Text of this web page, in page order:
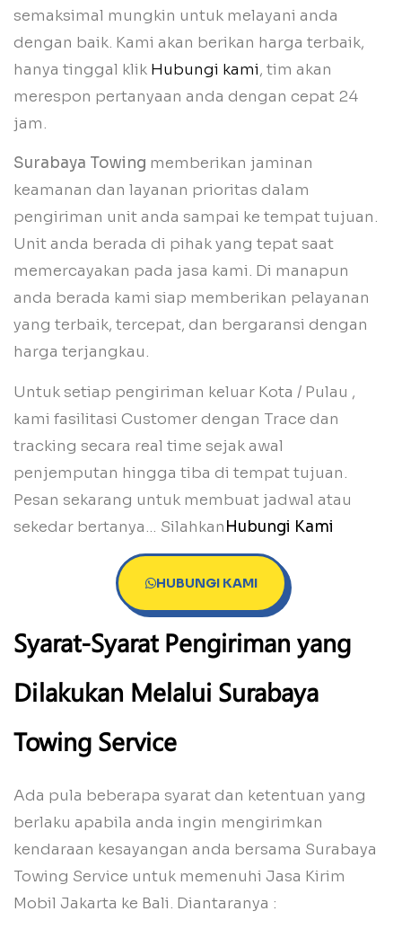
semaksimal mungkin untuk melayani anda
dengan baik. Kami akan berikan harga terbaik,
hanya tinggal klik Hubungi kami, tim akan
merespon pertanyaan anda dengan cepat 24
jam.
Surabaya Towing memberikan jaminan
keamanan dan layanan prioritas dalam
pengiriman unit anda sampai ke tempat tujuan.
Unit anda berada di pihak yang tepat saat
memercayakan pada jasa kami. Di manapun
anda berada kami siap memberikan pelayanan
yang terbaik, tercepat, dan bergaransi dengan
harga terjangkau.
Untuk setiap pengiriman keluar Kota / Pulau ,
kami fasilitasi Customer dengan Trace dan
tracking secara real time sejak awal
penjemputan hingga tiba di tempat tujuan.
Pesan sekarang untuk membuat jadwal atau
sekedar bertanya… SilahkanHubungi Kami
HUBUNGI KAMI
Syarat-Syarat Pengiriman yang
Dilakukan Melalui Surabaya
Towing Service
Ada pula beberapa syarat dan ketentuan yang
berlaku apabila anda ingin mengirimkan
kendaraan kesayangan anda bersama Surabaya
Towing Service untuk memenuhi Jasa Kirim
Mobil Jakarta ke Bali. Diantaranya :